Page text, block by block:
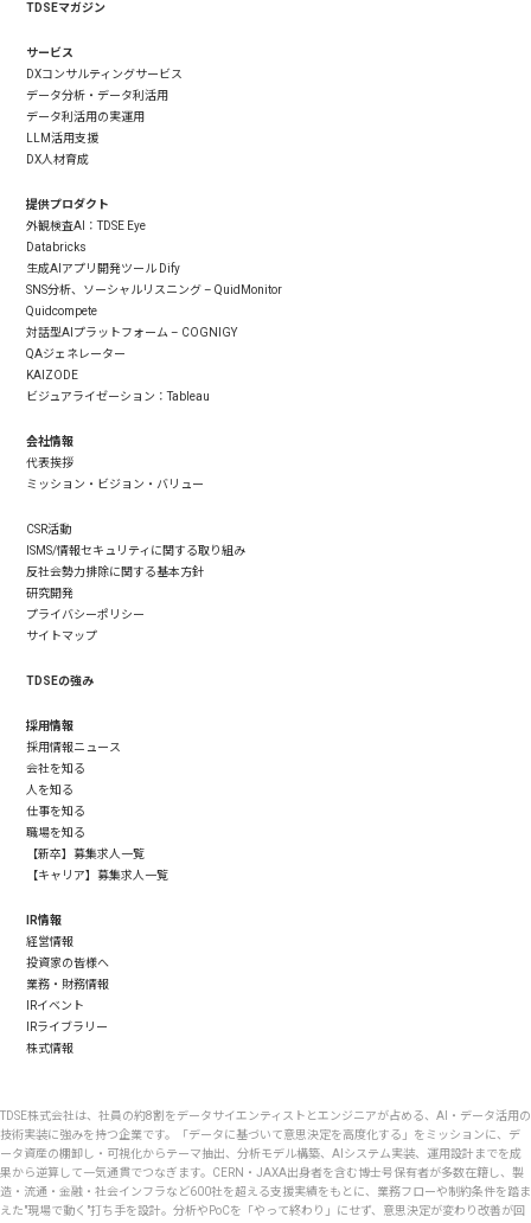
TDSEマガジン
サービス
DXコンサルティングサービス
データ分析・データ利活用
データ利活用の実運用
LLM活用支援
DX人材育成
提供プロダクト
外観検査AI：TDSE Eye
Databricks
生成AIアプリ開発ツール Dify
SNS分析、ソーシャルリスニング – QuidMonitor
Quidcompete
対話型AIプラットフォーム – COGNIGY
QAジェネレーター
KAIZODE
ビジュアライゼーション：Tableau
会社情報
代表挨拶
ミッション・ビジョン・バリュー
CSR活動
ISMS/情報セキュリティに関する取り組み
反社会勢力排除に関する基本方針
研究開発
プライバシーポリシー
サイトマップ
TDSEの強み
採用情報
採用情報ニュース
会社を知る
人を知る
仕事を知る
職場を知る
【新卒】募集求人一覧
【キャリア】募集求人一覧
IR情報
経営情報
投資家の皆様へ
業務・財務情報
IRイベント
IRライブラリー
株式情報
TDSE株式会社は、社員の約8割をデータサイエンティストとエンジニアが占める、AI・データ活用の
技術実装に強みを持つ企業です。「データに基づいて意思決定を高度化する」をミッションに、デ
ータ資産の棚卸し・可視化からテーマ抽出、分析モデル構築、AIシステム実装、運用設計までを成
果から逆算して一気通貫でつなぎます。CERN・JAXA出身者を含む博士号保有者が多数在籍し、製
造・流通・金融・社会インフラなど600社を超える支援実績をもとに、業務フローや制約条件を踏ま
えた"現場で動く"打ち手を設計。分析やPoCを「やって終わり」にせず、意思決定が変わり改善が回